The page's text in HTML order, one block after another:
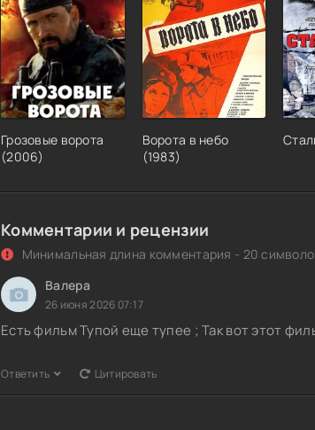
Грозовые ворота
(2006)
Ворота в небо
(1983)
Комментарии и рецензии
Минимальная длина комментария - 20
Валера
26 июня 2026 07:17
Есть фильм Тупой еще тупее ; Так вот этот
Ответить Цитировать